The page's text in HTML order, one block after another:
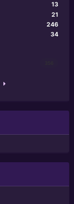
13
21
246
34